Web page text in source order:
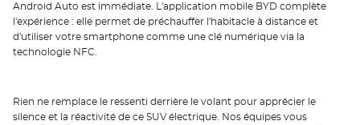
Android Auto est immédiate. L'application mobile BYD complète
l'expérience : elle permet de préchauffer l'habitacle à distance et
d'utiliser votre smartphone comme une clé numérique via la
technologie NFC.
Rien ne remplace le ressenti derrière le volant pour apprécier le
silence et la réactivité de ce SUV électrique. Nos équipes vous